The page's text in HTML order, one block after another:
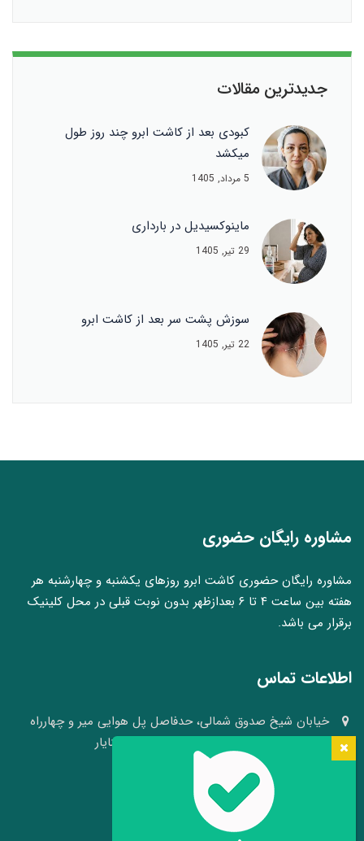
جدیدترین مقالات
کبودی بعد از کاشت ابرو چند روز طول
میکشد
5 مرداد, 1405
ماینوکسیدیل در بارداری
29 تیر, 1405
سوزش پشت سر بعد از کاشت ابرو
22 تیر, 1405
مشاوره رایگان حضوری
مشاوره رایگان حضوری کاشت ابرو روزهای یکشنبه و چهارشنبه هر
هفته بین ساعت ۴ تا ۶ بعدازظهر بدون نوبت قبلی در محل کلینیک
برقرار می باشد.
اطلاعات تماس
خیابان شیخ صدوق شمالی، حدفاصل پل هوایی میر و چهارراه
وکلا، نبش کوچه ۴۱، کلینیک پوست و مو سینایار
info[at]hairheadface.com